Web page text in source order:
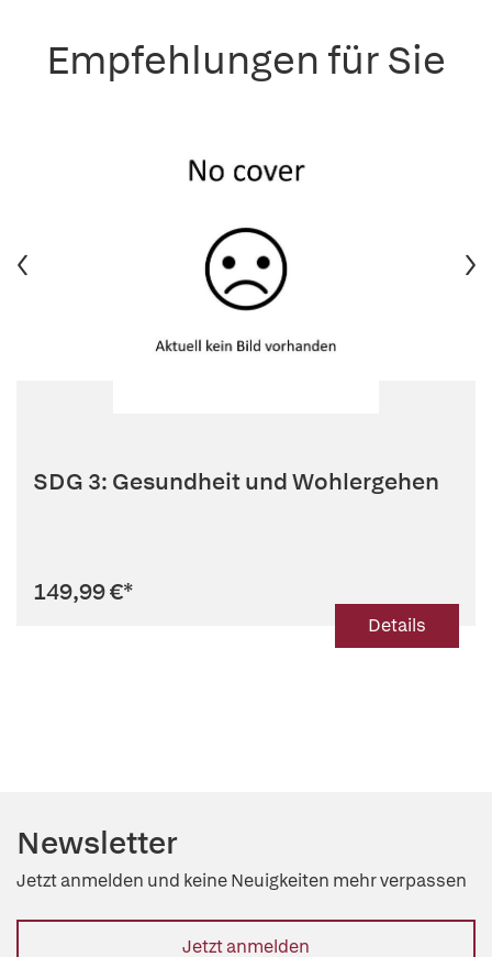
Empfehlungen für Sie
SDG 3: Gesundheit und Wohlergehen
149,99 €*
Details
Newsletter
Jetzt anmelden und keine Neuigkeiten mehr verpassen
Jetzt anmelden